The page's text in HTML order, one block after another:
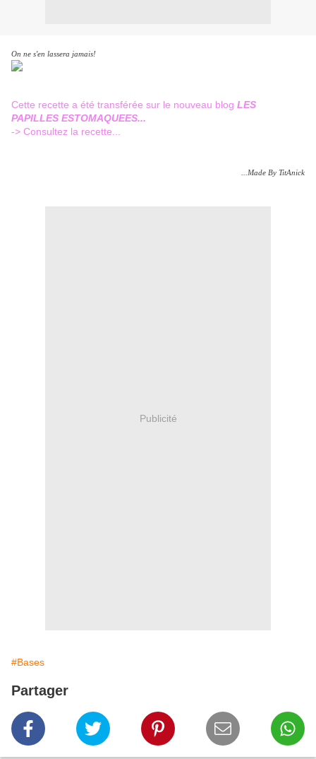
On ne s'en lassera jamais!
Cette recette a été transférée sur le nouveau blog LES
PAPILLES ESTOMAQUEES...
-> Consultez la recette...
...Made By TitAnick
Publicité
#Bases
Partager